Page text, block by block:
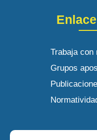
Trabaja con
Grupos